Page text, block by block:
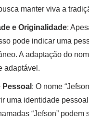
manter viva a
e Originalidade:
pode indicar uma
A adaptação do
adaptável.
Pessoal : O nome
uma identidade
“Jefson”